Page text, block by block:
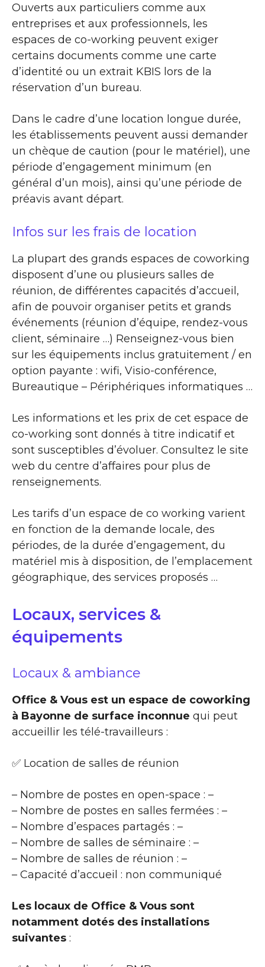
Ouverts aux particuliers comme aux
entreprises et aux professionnels, les
espaces de co-working peuvent exiger
certains documents comme une carte
d’identité ou un extrait KBIS lors de la
réservation d’un bureau.
Dans le cadre d’une location longue durée,
les établissements peuvent aussi demander
un chèque de caution (pour le matériel), une
période d’engagement minimum (en
général d’un mois), ainsi qu’une période de
préavis avant départ.
Infos sur les frais de location
La plupart des grands espaces de coworking
disposent d’une ou plusieurs salles de
réunion, de différentes capacités d’accueil,
afin de pouvoir organiser petits et grands
événements (réunion d’équipe, rendez-vous
client, séminaire …) Renseignez-vous bien
sur les équipements inclus gratuitement / en
option payante : wifi, Visio-conférence,
Bureautique – Périphériques informatiques …
Les informations et les prix de cet espace de
co-working sont donnés à titre indicatif et
sont susceptibles d’évoluer. Consultez le site
web du centre d’affaires pour plus de
renseignements.
Les tarifs d’un espace de co working varient
en fonction de la demande locale, des
périodes, de la durée d’engagement, du
matériel mis à disposition, de l’emplacement
géographique, des services proposés …
Locaux, services &
équipements
Locaux & ambiance
Office & Vous est un espace de coworking
à Bayonne de surface inconnue qui peut
accueillir les télé-travailleurs :
✅ Location de salles de réunion
– Nombre de postes en open-space : –
– Nombre de postes en salles fermées : –
– Nombre d’espaces partagés : –
– Nombre de salles de séminaire : –
– Nombre de salles de réunion : –
– Capacité d’accueil : non communiqué
Les locaux de Office & Vous sont
notamment dotés des installations
suivantes :